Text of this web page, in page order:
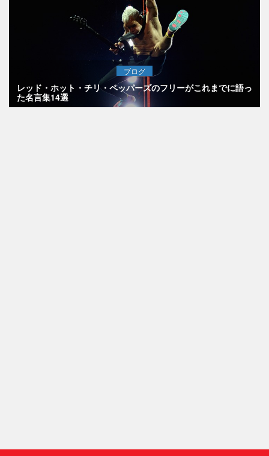
ブログ
レッド・ホット・チリ・ペッパーズのフリーがこれまでに語っ
た名言集14選